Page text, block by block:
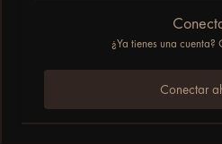
¿Ya tienes una cuenta?
Conectar